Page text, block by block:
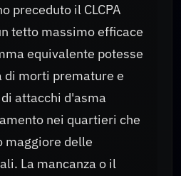
preceduto il CLCPA
tetto massimo efficace
equivalente potesse
morti premature e
attacchi d'asma
nei quartieri che
maggiore delle
La mancanza o il